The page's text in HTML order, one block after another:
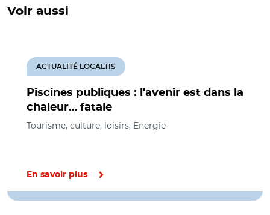
Voir aussi
Piscines publiques : l'avenir est dans la
chaleur… fatale
ACTUALITÉ LOCALTIS
Tourisme, culture, loisirs, Energie
En savoir plus